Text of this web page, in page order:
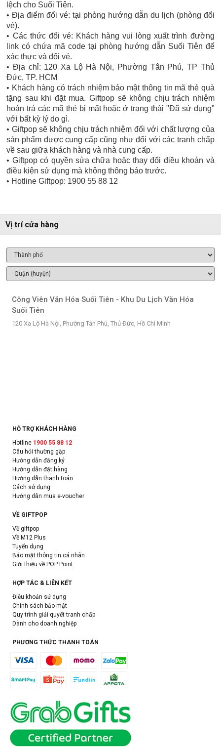
lệch cho Suối Tiên.
• Địa điểm đổi vé: tại phòng hướng dẫn du lịch (phòng đổi
vé).
• Các thức đổi vé: Khách hàng vui lòng xuất trình đường
link có chứa mã code tại phòng hướng dẫn Suối Tiên để
xác thực và đổi vé.
• Địa chỉ: 120 Xa Lộ Hà Nội, Phường Tân Phú, TP Thủ
Đức, TP. HCM
• Khách hàng có trách nhiệm bảo mật thông tin mã thẻ quà
tặng sau khi đặt mua. Giftpop sẽ không chịu trách nhiệm
hoàn trả các mã thẻ bị mất hoặc ở trạng thái "Đã sử dụng"
với bất kỳ lý do gì.
• Giftpop sẽ không chịu trách nhiệm đối với chất lượng của
sản phẩm được cung cấp cũng như đối với các tranh chấp
về sau giữa khách hàng và nhà cung cấp.
• Giftpop có quyền sửa chữa hoặc thay đổi điều khoản và
điều kiện sử dụng mà không thông báo trước.
• Hotline Giftpop: 1900 55 88 12
Vị trí cửa hàng
Công Viên Văn Hóa Suối Tiên - Khu Du Lịch Văn Hóa
Suối Tiên
120 Xa Lộ Hà Nội, Phường Tân Phú, Thủ Đức, Hồ Chí Minh
HỖ TRỢ KHÁCH HÀNG
Hotline 1900 55 88 12
Câu hỏi thường gặp
Hướng dẫn đăng ký
Hướng dẫn đặt hàng
Hướng dẫn thanh toán
Cách sử dụng
Hướng dẫn mua e-voucher
VỀ GIFTPOP
Về giftpop
Về M12 Plus
Tuyển dụng
Bảo mật thông tin cá nhân
Giới thiệu về POP Point
HỢP TÁC & LIÊN KẾT
Điều khoản sử dụng
Chính sách bảo mật
Quy trình giải quyết tranh chấp
Dành cho doanh nghiệp
PHƯƠNG THỨC THANH TOÁN